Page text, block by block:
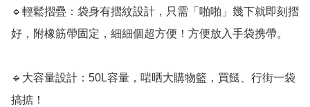
🔹輕鬆摺疊：袋身有摺紋設計，只需「啪啪」幾下就即刻摺
好，附橡筋帶固定，細細個超方便！方便放入手袋携帶。
🔹大容量設計：50L容量，啱晒大購物籃，買餸、行街一袋
搞掂！